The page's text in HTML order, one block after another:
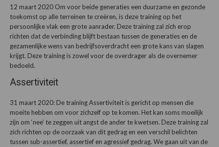
12 maart 2020 Om voor beide generaties een duurzame en gezonde
toekomst op alle terreinen te creëren, is deze training op het
persoonlijke vlak een grote aanrader. Deze training zal zich erop
richten dat de verbinding blijft bestaan tussen de generaties en de
gezamenlijke wens van bedrijfsoverdracht een grote kans van slagen
krijgt. Deze training is zowel voor de overdrager als de overnemer
bedoeld.
Assertiviteit
31 maart 2020: De training Assertiviteit is gericht op mensen die
moeite hebben om voor zichzelf op te komen. Het kan soms moeilijk
zijn om ‘nee’ te zeggen uit angst de ander te kwetsen. Deze training zal
zich richten op de oorzaak van dit gedrag en een verschil belichten
tussen sub-assertief, assertief en agressief gedrag. We gaan uit van de